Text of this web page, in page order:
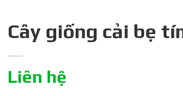
Cây giống cải bẹ
Liên hệ